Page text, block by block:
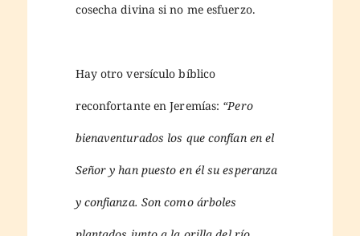
cosecha divina si no me esfuerzo.
Hay otro versículo bíblico
reconfortante en Jeremías: “Pero
bienaventurados los que confían en el
Señor y han puesto en él su esperanza
y confianza. Son como árboles